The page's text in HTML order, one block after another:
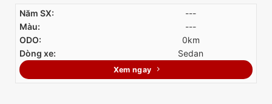
Năm SX:
---
Màu:
---
ODO:
0km
Dòng xe:
Sedan
Xem ngay